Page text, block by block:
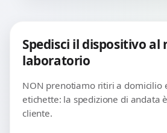
Spedisci il dispositivo al
laboratorio
NON prenotiamo ritiri a domicilio
etichette: la spedizione di andata
cliente.